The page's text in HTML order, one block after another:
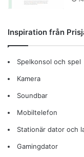
Inspiration från
Spelkonsol och spel
Kamera
Soundbar
Mobiltelefon
Stationär dator och
Gamingdator